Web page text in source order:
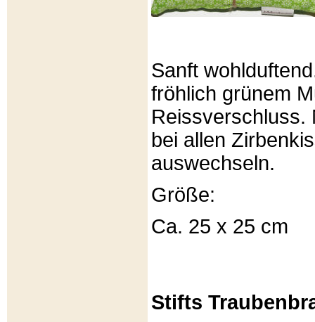
Sanft
fröhlich grünem
Reissverschluss.
bei allen
auswechseln.
Größe:
Ca. 25 x 25 cm
Stifts